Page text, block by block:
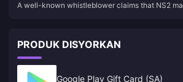
announced before April next year and
A well-known whistleblower claims that NS2
PRODUK DISYORKAN
Google Play Gift Card (SA)